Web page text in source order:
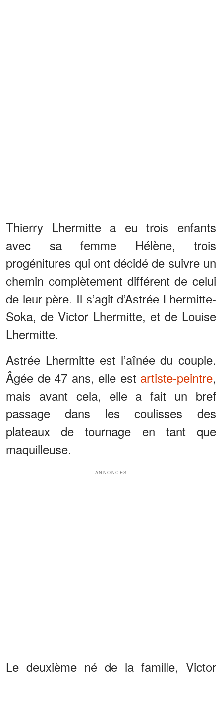
Thierry Lhermitte a eu trois enfants
avec sa femme Hélène, trois
progénitures qui ont décidé de suivre un
chemin complètement différent de celui
de leur père. Il s’agit d’Astrée Lhermitte-
Soka, de Victor Lhermitte, et de Louise
Lhermitte.
Astrée Lhermitte est l’aînée du couple.
Âgée de 47 ans, elle est artiste-peintre,
mais avant cela, elle a fait un bref
passage dans les coulisses des
plateaux de tournage en tant que
maquilleuse.
ANNONCES
Le deuxième né de la famille, Victor